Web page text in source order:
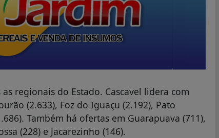
regionais do Estado. Cascavel lidera com
(2.633), Foz do Iguaçu (2.192), Pato
Também há ofertas em Guarapuava (711),
(228) e Jacarezinho (146).